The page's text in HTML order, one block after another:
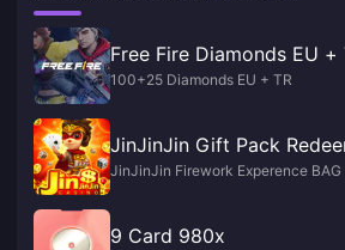
Free Fire Diamonds EU +
100+25 Diamonds EU + TR
JinJinJin Gift Pack
JinJinJin Firework Experence BAG
9 Card 980x